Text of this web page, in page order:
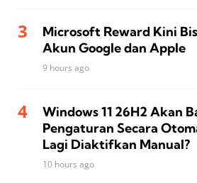
Microsoft Reward Kini
Akun Google dan Apple
9 hours ago
Windows 11 26H2 Akan
Pengaturan Secara
Lagi Diaktifkan Manual?
10 hours ago